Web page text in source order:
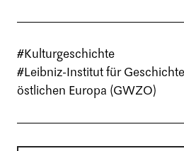
#Kulturgeschichte
#Leibniz-Institut für
östlichen Europa (GWZO)